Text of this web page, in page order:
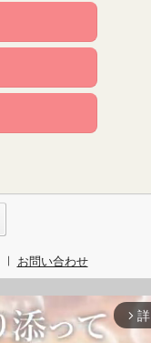
お問い合わせ
arrow_forward_ios